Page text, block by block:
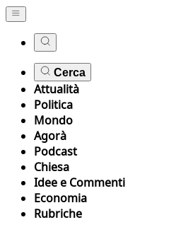
Cerca
Attualità
Politica
Mondo
Agorà
Podcast
Chiesa
Idee e Commenti
Economia
Rubriche